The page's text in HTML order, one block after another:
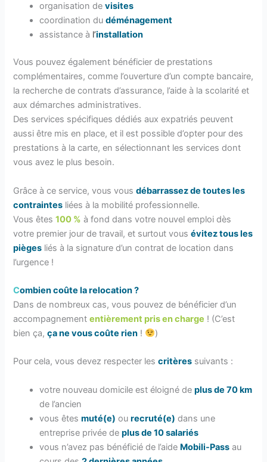
organisation devisites
coordination dudéménagement
assistance à l’installation
Vous pouvez également bénéficier de prestations
complémentaires, comme l’ouverture d’un compte bancaire,
la recherche de contrats d’assurance, l’aide à la scolarité et
aux démarches administratives.
Des services spécifiques dédiés aux expatriés peuvent
aussi être mis en place, et il est possible d’opter pour des
prestations à la carte, en sélectionnant les services dont
vous avez le plus besoin.
Grâce à ce service, vous vousdébarrassezde toutes les
contraintes liées à la mobilité professionnelle.
Vous êtes100 % à fond dans votre nouvel emploi dès
votre premier jour de travail, et surtout vousévitez tous les
pièges liés à la signature d’un contrat de location dans
l’urgence !
Combien coûte la relocation ?
Dans de nombreux cas, vous pouvez de bénéficier d’un
accompagnemententièrement pris en charge ! (C’est
bien ça,ça ne vous coûte rien ! )
Pour cela, vous devez respecter lescritères suivants :
votre nouveau domicile est éloigné deplus de 70 km
de l’ancien
vous êtesmuté(e) ourecruté(e) dans une
entreprise privée deplus de 10 salariés
vous n’avez pas bénéficié de l’aide Mobili-Pass au